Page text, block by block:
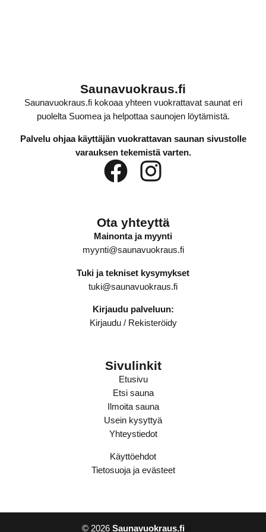
Saunavuokraus.fi
Saunavuokraus.fi kokoaa yhteen vuokrattavat saunat eri
puolelta Suomea ja helpottaa saunojen löytämistä.
Palvelu ohjaa käyttäjän vuokrattavan saunan sivustolle
varauksen tekemistä varten.
Ota yhteyttä
Mainonta ja myynti
myynti@saunavuokraus.fi
Tuki ja tekniset kysymykset
tuki@saunavuokraus.fi
Kirjaudu palveluun:
Kirjaudu/ Rekisteröidy
Sivulinkit
Etusivu
Etsi sauna
Ilmoita sauna
Usein kysyttyä
Yhteystiedot
Käyttöehdot
Tietosuoja ja evästeet
© 2026 Saunavuokraus.fi